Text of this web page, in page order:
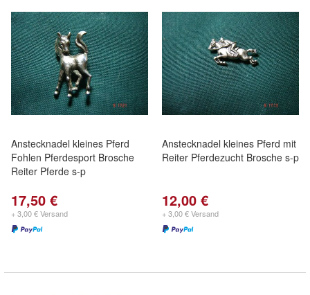
Anstecknadel kleines Pferd
Fohlen Pferdesport Brosche
Reiter Pferde s-p
17,50 €
+ 3,00 € Versand
Anstecknadel kleines Pferd mit
Reiter Pferdezucht Brosche s-p
12,00 €
+ 3,00 € Versand